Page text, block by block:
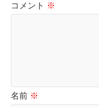
コメント ※
名前 ※